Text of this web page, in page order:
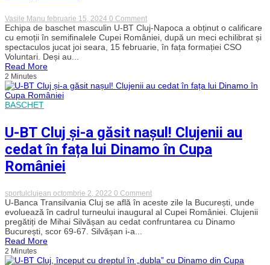
Vasile Manu februarie 15, 2024 0 Commenton
Calificare
cu
emoții
pentru
Napoca
Voluntari
a
luptat
eroic
Echipa de baschet masculin U-BT Cluj-Napoca a obținut o calificare
cu emoții în semifinalele Cupei României, după un meci echilibrat și
spectaculos jucat joi seara, 15 februarie, în fața formației CSO
Voluntari. Deși au...
Read More
2 Minutes
BASCHET
U-BT Cluj și-a găsit nașul! Clujenii au
cedat în fața lui Dinamo în Cupa
României
sportulclujean octombrie 2, 2022 0 Commenton
U-
BT
Cluj
și-
Clujenii
U-Banca Transilvania Cluj se află în aceste zile la București, unde
evoluează în cadrul turneului inaugural al Cupei României. Clujenii
pregătiți de Mihai Silvășan au cedat confruntarea cu Dinamo
București, scor 69-67. Silvășan i-a...
Read More
2 Minutes